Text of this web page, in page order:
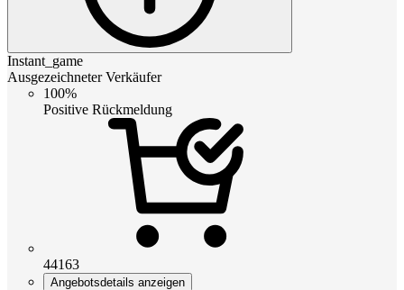
Instant_game
Ausgezeichneter Verkäufer
100%
Positive Rückmeldung
44163
Angebotsdetails anzeigen